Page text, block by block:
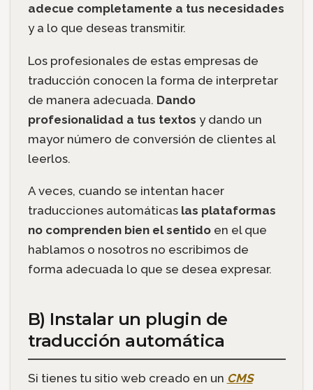
adecue completamente a tus necesidades
y a lo que deseas transmitir.
Los profesionales de estas empresas de
traducción conocen la forma de interpretar
de manera adecuada. Dando
profesionalidad a tus textos y dando un
mayor número de conversión de clientes al
leerlos.
A veces, cuando se intentan hacer
traducciones automáticas las plataformas
no comprenden bien el sentido en el que
hablamos o nosotros no escribimos de
forma adecuada lo que se desea expresar.
B) Instalar un plugin de
traducción automática
Si tienes tu sitio web creado en un CMS